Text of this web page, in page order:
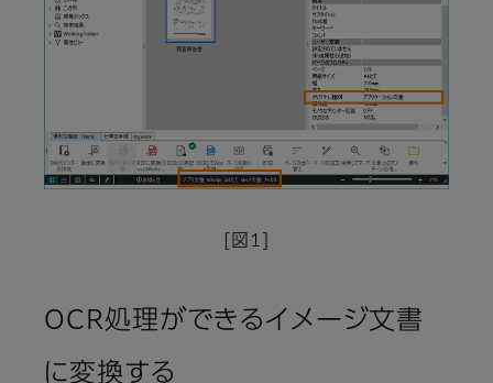
[図1]
OCR処理ができるイメージ文書
に変換する